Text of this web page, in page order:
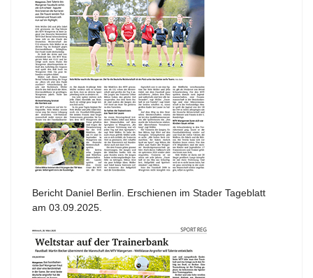
Bericht Daniel Berlin. Erschienen im Stader Tageblatt
am 03.09.2025.